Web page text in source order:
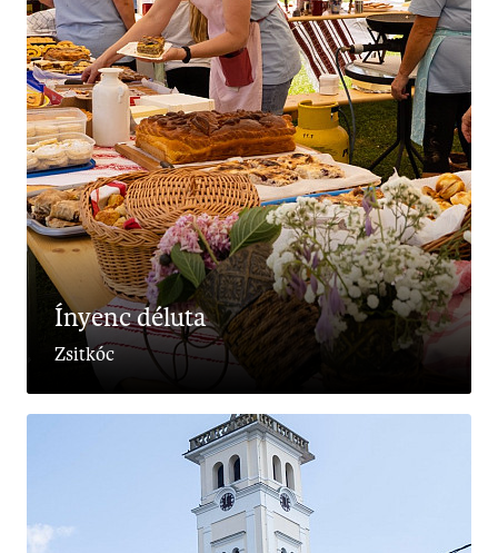
Ínyenc déluta
Zsitkóc